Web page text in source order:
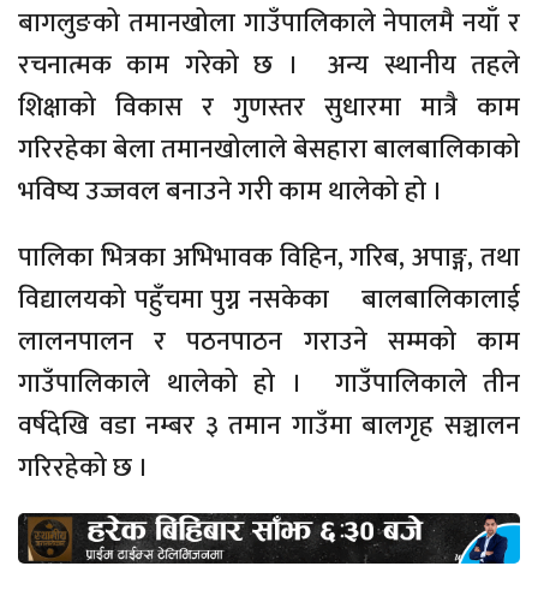
बागलुङको तमानखोला गाउँपालिकाले नेपालमै नयाँ र
रचनात्मक काम गरेको छ । अन्य स्थानीय तहले
शिक्षाको विकास र गुणस्तर सुधारमा मात्रै काम
गरिरहेका बेला तमानखोलाले बेसहारा बालबालिकाको
भविष्य उज्जवल बनाउने गरी काम थालेको हो ।
पालिका भित्रका अभिभावक विहिन, गरिब, अपाङ्ग, तथा
विद्यालयको पहुँचमा पुग्न नसकेका बालबालिकालाई
लालनपालन र पठनपाठन गराउने सम्मको काम
गाउँपालिकाले थालेको हो । गाउँपालिकाले तीन
वर्षदेखि वडा नम्बर ३ तमान गाउँमा बालगृह सञ्चालन
गरिरहेको छ ।